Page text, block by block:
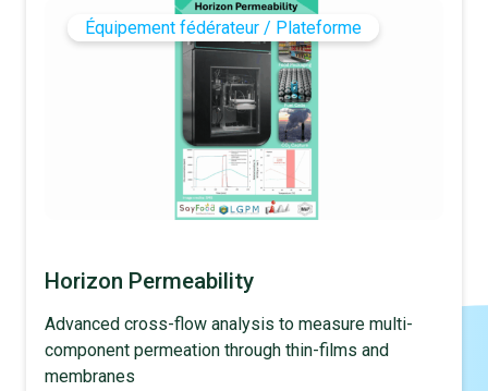
Équipement fédérateur / Plateforme
Horizon Permeability
Advanced cross-flow analysis to measure multi-
component permeation through thin-films and
membranes